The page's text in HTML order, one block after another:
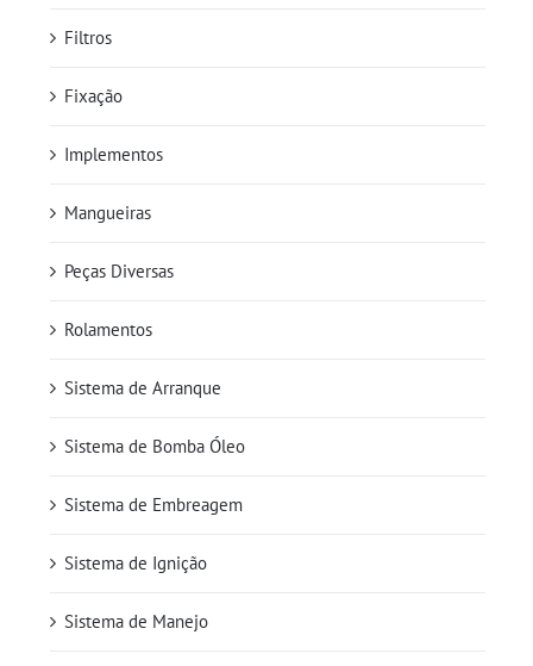
Filtros
Fixação
Implementos
Mangueiras
Peças Diversas
Rolamentos
Sistema de Arranque
Sistema de Bomba Óleo
Sistema de Embreagem
Sistema de Ignição
Sistema de Manejo